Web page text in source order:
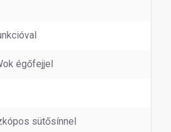
égőfejjel
sütősínnel